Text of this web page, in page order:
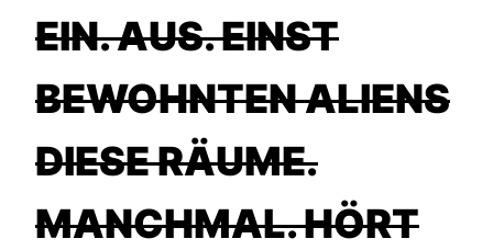
IN. AUS. EINST B
EWOHNTEN ALIENS D
IESE RÄUME. M
ANCHMAL. HÖRT M